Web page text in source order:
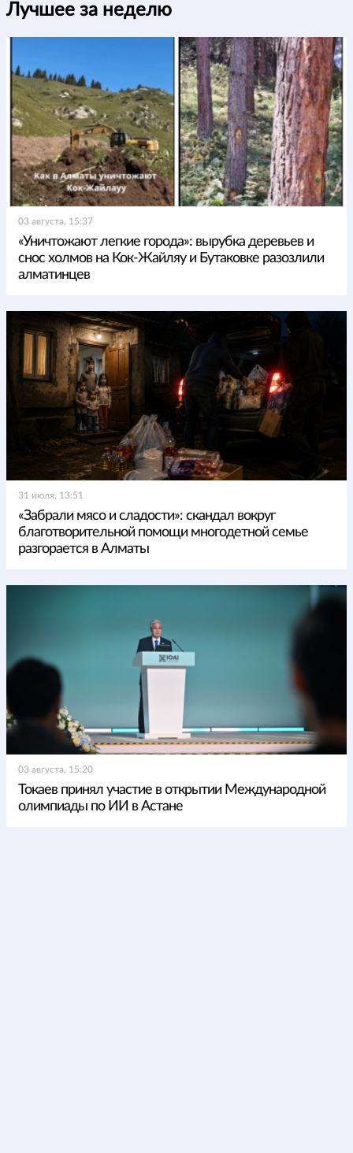
Лучшее за неделю
03 августа, 15:37
«Уничтожают легкие города»: вырубка деревьев и
снос холмов на Кок-Жайляу и Бутаковке разозлили
алматинцев
31 июля, 13:51
«Забрали мясо и сладости»: скандал вокруг
благотворительной помощи многодетной семье
разгорается в Алматы
03 августа, 15:20
Токаев принял участие в открытии Международной
олимпиады по ИИ в Астане